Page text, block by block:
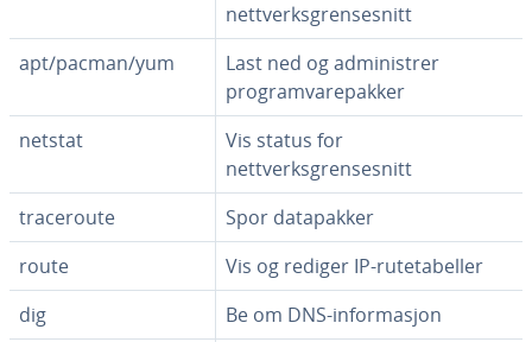
nettverksgrensesnitt
apt/pacman/yum
Last ned og administrer
programvarepakker
netstat
Vis status for
nettverksgrensesnitt
traceroute
Spor datapakker
route
Vis og rediger IP-rutetabeller
dig
Be om DNS-informasjon